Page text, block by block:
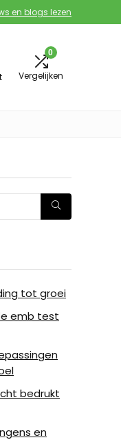
en blogs lezen
0
Vergelijken
tot groei
emb test
bedrukt
en